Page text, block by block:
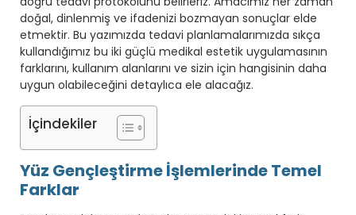
doğal, dinlenmiş ve ifadenizi bozmayan sonuçlar elde
etmektir. Bu yazımızda tedavi planlamalarımızda sıkça
kullandığımız bu iki güçlü medikal estetik uygulamasının
farklarını, kullanım alanlarını ve sizin için hangisinin daha
uygun olabileceğini detaylıca ele alacağız.
İçindekiler
Yüz Gençleştirme İşlemlerinde Temel
Farklar